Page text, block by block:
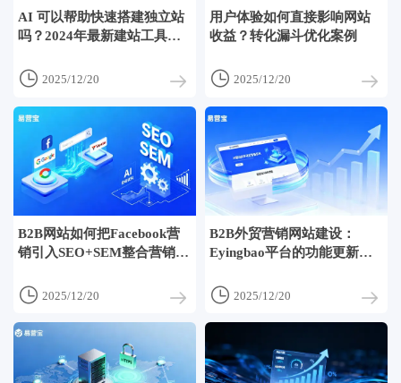
AI 可以帮助快速搭建独立站
吗？2024年最新建站工具评
 2025/12/20
用户体验如何直接影响网站
收益？转化漏斗优化案例
 2025/12/20
B2B网站如何把Facebook营
销引入SEO+SEM整合营销体
 2025/12/20
B2B外贸营销网站建设：
Eyingbao平台的功能更新与
 2025/12/20